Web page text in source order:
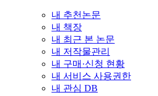
내 추천논문
내 책장
내 최근 본 논문
내 저작물관리
내 구매·신청 현황
내 서비스 사용권한
내 관심 DB